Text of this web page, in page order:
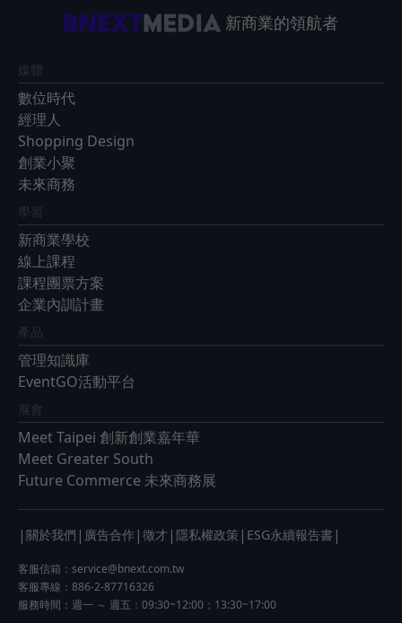
新商業的領航者
媒體
數位時代
經理人
Shopping Design
創業小聚
未來商務
學習
新商業學校
線上課程
課程團票方案
企業內訓計畫
產品
管理知識庫
EventGO活動平台
展會
Meet Taipei 創新創業嘉年華
Meet Greater South
Future Commerce 未來商務展
| 關於我們 | 廣告合作 | 徵才 | 隱私權政策 | ESG永續報告書 |
客服信箱： service@bnext.com.tw
客服專線：886-2-87716326
服務時間：週一 ～ 週五：09:30~12:00；13:30~17:00